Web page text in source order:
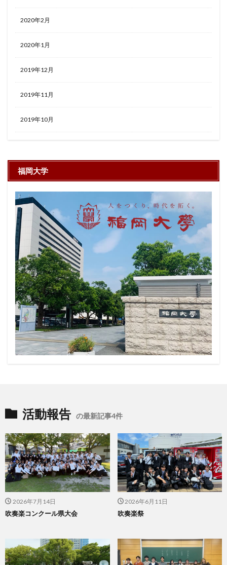
2020年2月
2020年1月
2019年12月
2019年11月
2019年10月
福岡大学
活動報告 の最新記事4件
2026年7月14日
吹奏楽コンクール県大会
2026年6月11日
吹奏楽祭